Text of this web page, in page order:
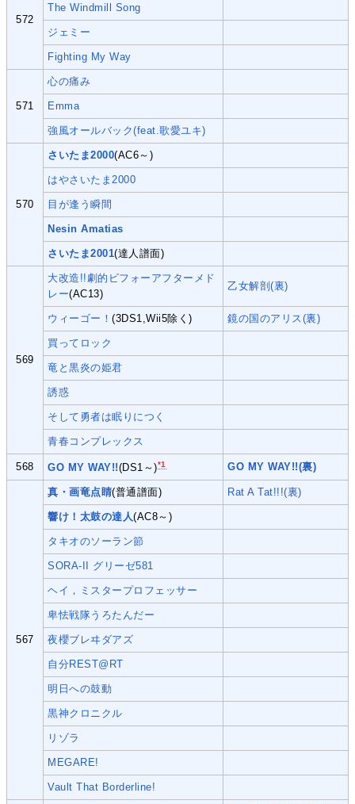
572
The Windmill Song
ジェミー
Fighting My Way
571
心の痛み
Emma
強風オールバック(feat.歌愛ユキ)
570
さいたま2000(AC6～)
はやさいたま2000
目が逢う瞬間
Nesin Amatias
さいたま2001(達人譜面)
569
大改造!!劇的ビフォーアフターメド
レー(AC13)
乙女解剖(裏)
ウィーゴー！(3DS1,Wii5除く) 鏡の国のアリス(裏)
買ってロック
竜と黒炎の姫君
誘惑
そして勇者は眠りにつく
青春コンプレックス
568 GO MY WAY!!(DS1～)*1 GO MY WAY!!(裏)
567
真・画竜点睛(普通譜面) Rat A Tat!!!(裏)
響け！太鼓の達人(AC8～)
タキオのソーラン節
SORA-II グリーゼ581
ヘイ，ミスタープロフェッサー
卑怯戦隊うろたんだー
夜櫻ブレヰダアズ
自分REST@RT
明日への鼓動
黒神クロニクル
リゾラ
MEGARE!
Vault That Borderline!